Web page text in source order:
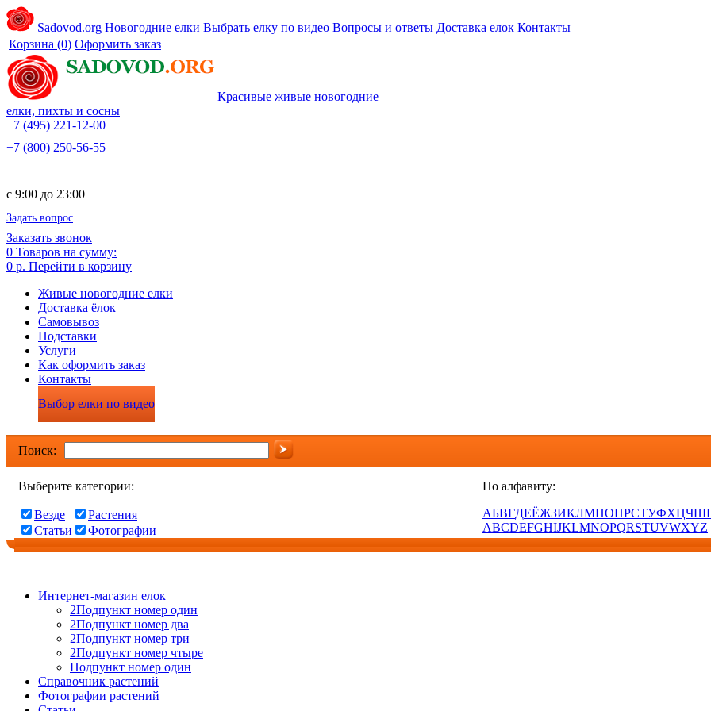
Sadovod.org Новогодние елки Выбрать елку по видео Вопросы и ответы Доставка елок Контакты
Корзина (0) Оформить заказ
Красивые живые новогодние
елки, пихты и сосны
+7 (495) 221-12-00
+7 (800) 250-56-55
c 9:00 до 23:00
Задать вопрос
Заказать звонок
0 Товаров на сумму:
0 р. Перейти в корзину
Живые новогодние елки
Доставка ёлок
Самовывоз
Подставки
Услуги
Как оформить заказ
Контакты
Выбор елки по видео
Поиск:
Выберите категории:
Везде
Растения
Статьи
Фотографии
По алфавиту:
АБВГДЕЁЖЗИКЛМНОПРСТУФХЦЧШ
ABCDEFGHIJKLMNOPQRSTUVWXYZ
Интернет-магазин елок
2Подпункт номер один
2Подпункт номер два
2Подпункт номер три
2Подпункт номер чтыре
Подпункт номер один
Справочник растений
Фотографии растений